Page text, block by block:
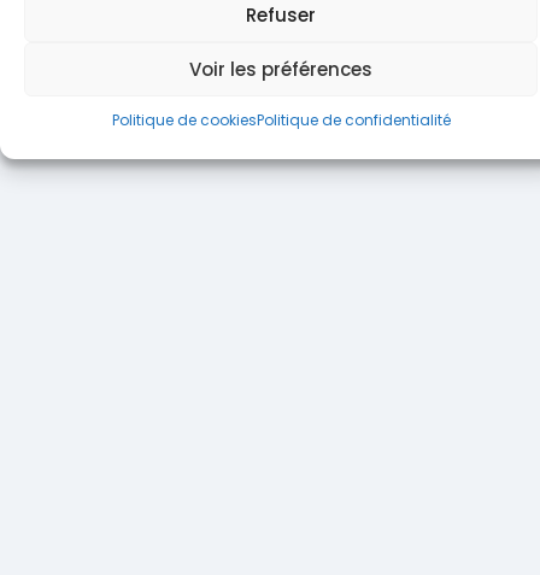
Refuser
Voir les préférences
Politique de cookiesPolitique de confidentialité